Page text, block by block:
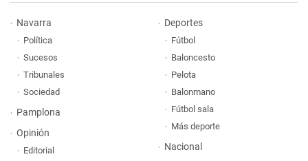
Navarra
Política
Sucesos
Tribunales
Sociedad
Pamplona
Opinión
Editorial
Deportes
Fútbol
Baloncesto
Pelota
Balonmano
Fútbol sala
Más deporte
Nacional